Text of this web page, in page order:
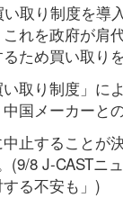
取り制度を導
れを政府が肩
ため買い取り
い取り制度」
国メーカーと
止することが
(9/8 J-CAST
る不安も」)